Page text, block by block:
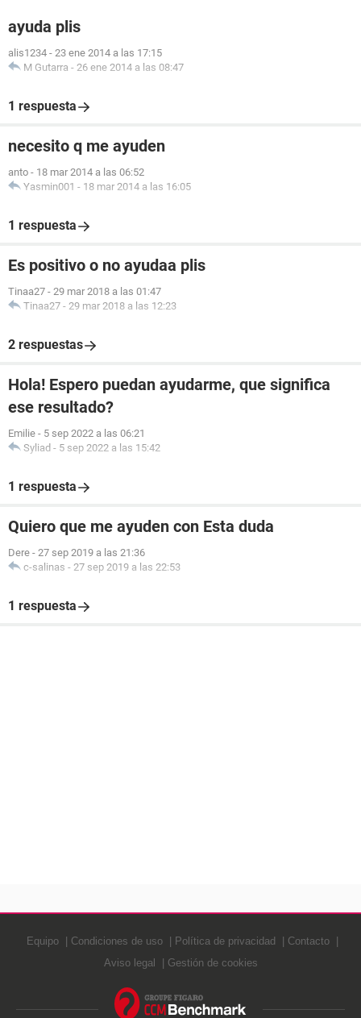
ayuda plis
alis1234 - 23 ene 2014 a las 17:15
M Gutarra - 26 ene 2014 a las 08:47
1 respuesta
necesito q me ayuden
anto - 18 mar 2014 a las 06:52
Yasmin001 - 18 mar 2014 a las 16:05
1 respuesta
Es positivo o no ayudaa plis
Tinaa27 - 29 mar 2018 a las 01:47
Tinaa27 - 29 mar 2018 a las 12:23
2 respuestas
Hola! Espero puedan ayudarme, que significa
ese resultado?
Emilie - 5 sep 2022 a las 06:21
Syliad - 5 sep 2022 a las 15:42
1 respuesta
Quiero que me ayuden con Esta duda
Dere - 27 sep 2019 a las 21:36
c-salinas - 27 sep 2019 a las 22:53
1 respuesta
Equipo Condiciones de uso Política de privacidad
Contacto
Aviso legal
Gestión de cookies